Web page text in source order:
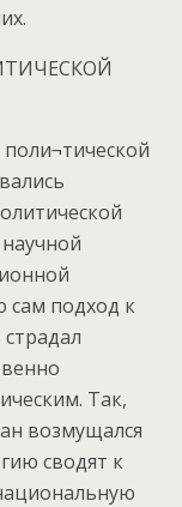
сам подход к
Так,
возмущался
сводят к